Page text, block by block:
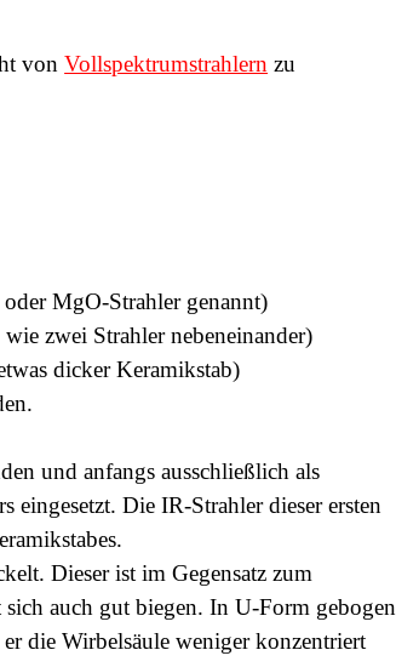
vonVollspektrumstrahlern zu
MgO-Strahler genannt)
zwei Strahler nebeneinander)
dicker Keramikstab)
und anfangs ausschließlich als
eingesetzt. Die IR-Strahler dieser ersten
Dieser ist im Gegensatz zum
auch gut biegen. In U-Form gebogen
die Wirbelsäule weniger konzentriert